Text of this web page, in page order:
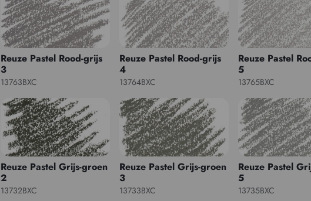
Reuze Pastel Rood-grijs
3
13763BXC
Reuze Pastel Rood-grijs
4
13764BXC
Reuze Pastel
5
13765BXC
Reuze Pastel Grijs-groen
2
13732BXC
Reuze Pastel Grijs-groen
3
13733BXC
Reuze Pastel
5
13735BXC